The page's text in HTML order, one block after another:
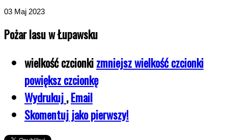
03 Maj 2023
Pożar lasu w Łupawsku
wielkość czcionkizmniejsz wielkość czcionki
powiększ czcionkę
Wydrukuj,Email
Skomentuj jako pierwszy!